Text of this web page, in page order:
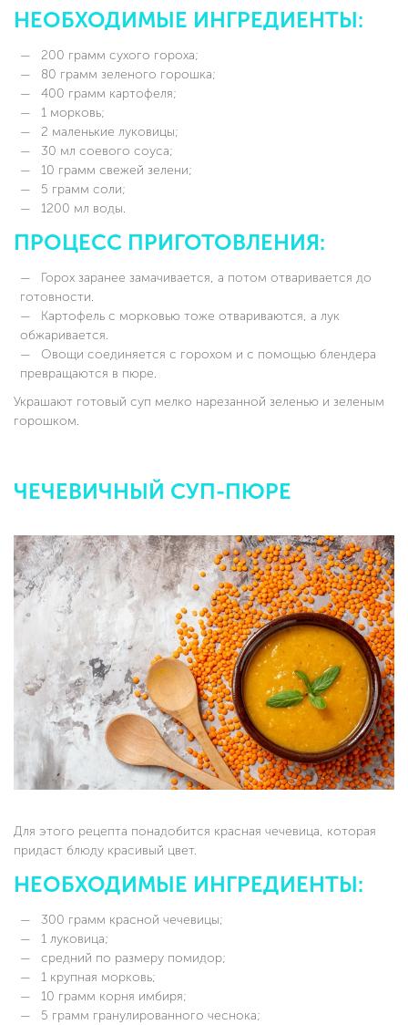
НЕОБХОДИМЫЕ ИНГРЕДИЕНТЫ:
200 грамм сухого гороха;
80 грамм зеленого горошка;
400 грамм картофеля;
1 морковь;
2 маленькие луковицы;
30 мл соевого соуса;
10 грамм свежей зелени;
5 грамм соли;
1200 мл воды.
ПРОЦЕСС ПРИГОТОВЛЕНИЯ:
Горох заранее замачивается, а потом отваривается до
готовности.
Картофель с морковью тоже отвариваются, а лук
обжаривается.
Овощи соединяется с горохом и с помощью блендера
превращаются в пюре.
Украшают готовый суп мелко нарезанной зеленью и зеленым
горошком.
ЧЕЧЕВИЧНЫЙ СУП-ПЮРЕ
Для этого рецепта понадобится красная чечевица, которая
придаст блюду красивый цвет.
НЕОБХОДИМЫЕ ИНГРЕДИЕНТЫ:
300 грамм красной чечевицы;
1 луковица;
средний по размеру помидор;
1 крупная морковь;
10 грамм корня имбиря;
5 грамм гранулированного чеснока;